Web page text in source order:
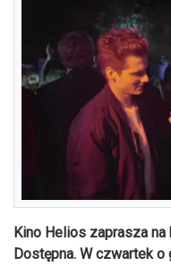
Kino Helios zaprasza
Dostępna. W czwartek